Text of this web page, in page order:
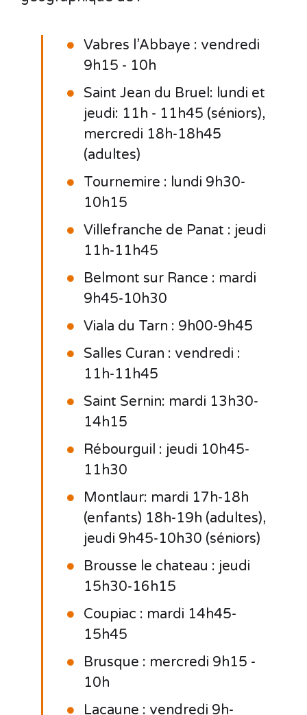
Vabres l’Abbaye : vendredi
9h15 - 10h
Saint Jean du Bruel: lundi et
jeudi: 11h - 11h45 (séniors),
mercredi 18h-18h45
(adultes)
Tournemire : lundi 9h30-
10h15
Villefranche de Panat : jeudi
11h-11h45
Belmont sur Rance : mardi
9h45-10h30
Viala du Tarn : 9h00-9h45
Salles Curan : vendredi :
11h-11h45
Saint Sernin: mardi 13h30-
14h15
Rébourguil : jeudi 10h45-
11h30
Montlaur: mardi 17h-18h
(enfants) 18h-19h (adultes),
jeudi 9h45-10h30 (séniors)
Brousse le chateau : jeudi
15h30-16h15
Coupiac : mardi 14h45-
15h45
Brusque : mercredi 9h15 -
10h
Lacaune : vendredi 9h-